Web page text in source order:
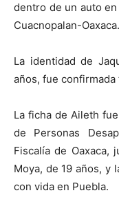
dentro de un auto
Cuacnopalan-Oaxaca.
La identidad de
años, fue
La ficha de Aileth
de Personas
Fiscalía de Oaxaca,
Moya, de 19 años, y
con vida en Puebla.